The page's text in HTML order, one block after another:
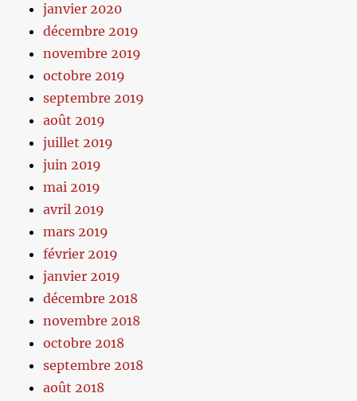
janvier 2020
décembre 2019
novembre 2019
octobre 2019
septembre 2019
août 2019
juillet 2019
juin 2019
mai 2019
avril 2019
mars 2019
février 2019
janvier 2019
décembre 2018
novembre 2018
octobre 2018
septembre 2018
août 2018